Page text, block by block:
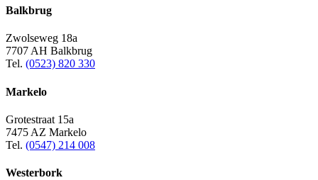
Balkbrug
Zwolseweg 18a
7707 AH Balkbrug
Tel. (0523) 820 330
Markelo
Grotestraat 15a
7475 AZ Markelo
Tel. (0547) 214 008
Westerbork